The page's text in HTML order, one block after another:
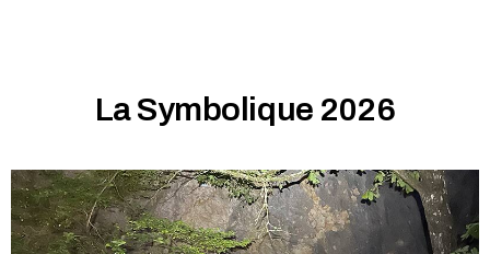
La Symbolique 2026